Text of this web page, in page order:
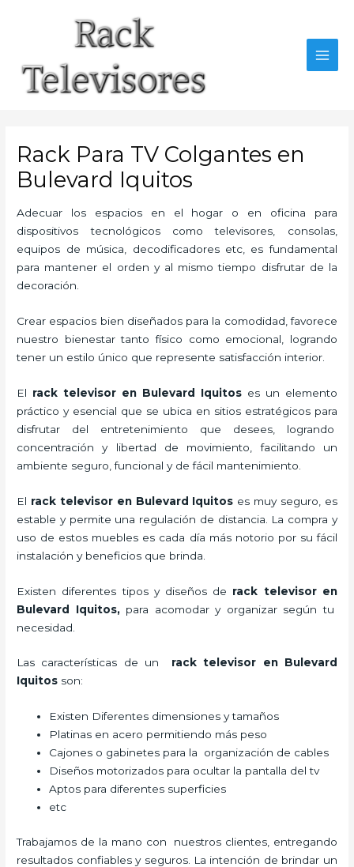
Rack Para TV Colgantes en
Bulevard Iquitos
Adecuar los espacios en el hogar o en oficina para
dispositivos tecnológicos como televisores, consolas,
equipos de música, decodificadores etc, es fundamental
para mantener el orden y al mismo tiempo disfrutar de la
decoración.
Crear espacios bien diseñados para la comodidad, favorece
nuestro bienestar tanto físico como emocional, logrando
tener un estilo único que represente satisfacción interior.
El rack televisor en Bulevard Iquitos es un elemento
práctico y esencial que se ubica en sitios estratégicos para
disfrutar del entretenimiento que desees, logrando
concentración y libertad de movimiento, facilitando un
ambiente seguro, funcional y de fácil mantenimiento.
El rack televisoren Bulevard Iquitos es muy seguro, es
estable y permite una regulación de distancia. La compra y
uso de estos muebles es cada día más notorio por su fácil
instalación y beneficios que brinda.
Existen diferentes tipos y diseños de rack televisoren
Bulevard Iquitos,para acomodar y organizar según tu
necesidad.
Las características de un rack televisor en Bulevard
Iquitos son:
Existen Diferentes dimensiones y tamaños
Platinas en acero permitiendo más peso
Cajones o gabinetes para la organización de cables
Diseños motorizados para ocultar la pantalla del tv
Aptos para diferentes superficies
etc
Trabajamos de la mano con nuestros clientes, entregando
resultados confiables y seguros. La intención de brindar un